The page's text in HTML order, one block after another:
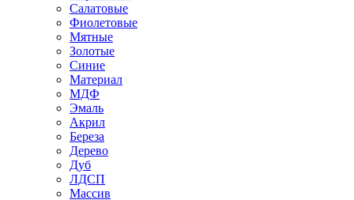
Салатовые
Фиолетовые
Мятные
Золотые
Синие
Материал
МДФ
Эмаль
Акрил
Береза
Дерево
Дуб
ЛДСП
Массив